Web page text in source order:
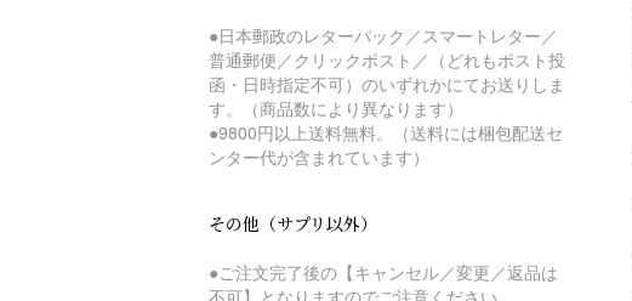
●日本郵政のレターパック／スマートレター／
普通郵便／クリックポスト／（どれもポスト投
函・日時指定不可）のいずれかにてお送りしま
す。（商品数により異なります）
●9800円以上送料無料。（送料には梱包配送セ
ンター代が含まれています）
その他（サプリ以外）
●ご注文完了後の【キャンセル／変更／返品は
不可】となりますのでご注意ください。